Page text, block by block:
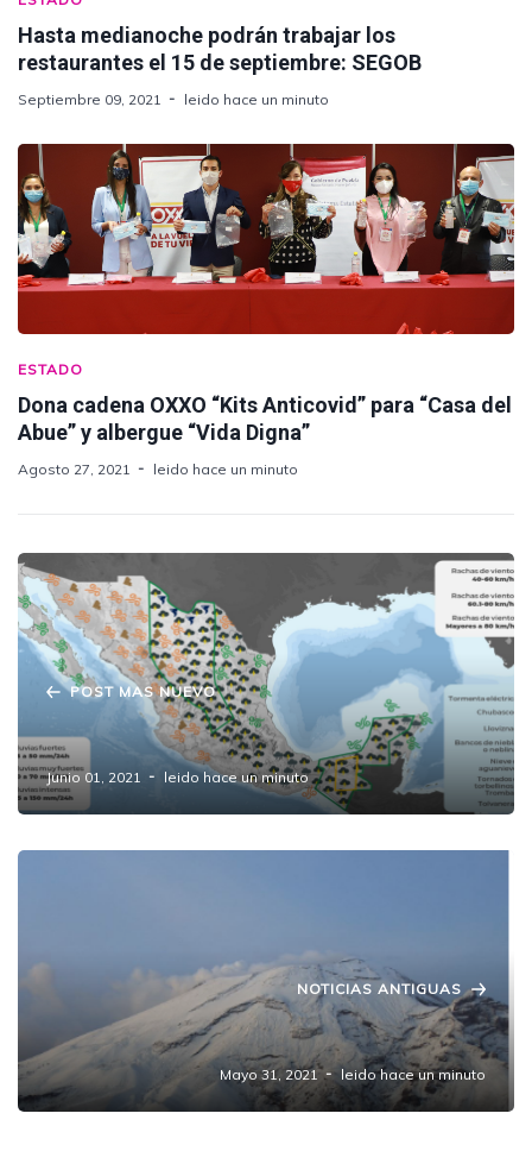
Hasta medianoche podrán trabajar los
restaurantes el 15 de septiembre: SEGOB
Septiembre 09, 2021 leido hace un minuto
ESTADO
Dona cadena OXXO “Kits Anticovid” para “Casa del
Abue” y albergue “Vida Digna”
Agosto 27, 2021 leido hace un minuto
POST MAS NUEVO
Pronóstico del clima para este martes.
Junio 01, 2021 leido hace un minuto
NOTICIAS ANTIGUAS
Semáforo de Alerta Volcánica
Mayo 31, 2021 leido hace un minuto